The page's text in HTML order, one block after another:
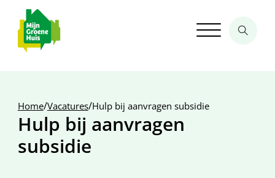
Home/Vacatures/Hulp bij aanvragen subsidie
Hulp bij aanvragen
subsidie